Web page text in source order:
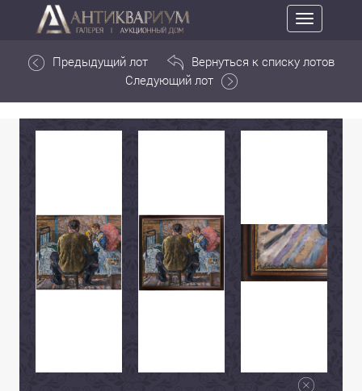
Toggle
navigation
Предыдущий лот
Вернуться к списку лотов
Следующий лот